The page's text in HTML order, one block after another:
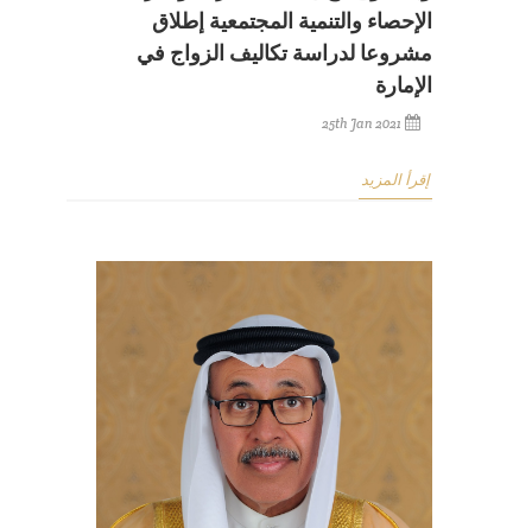
الإحصاء والتنمية المجتمعية إطلاق
مشروعا لدراسة تكاليف الزواج في
الإمارة
25th Jan 2021
إقرأ المزيد